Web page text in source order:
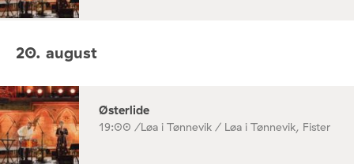
20. august
Østerlide
19:00 /Løa i Tønnevik / Løa i Tønnevik, Fister